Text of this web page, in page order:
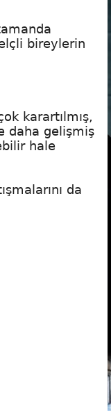
bireylerin
karartılmış,
daha gelişmiş
hale
da